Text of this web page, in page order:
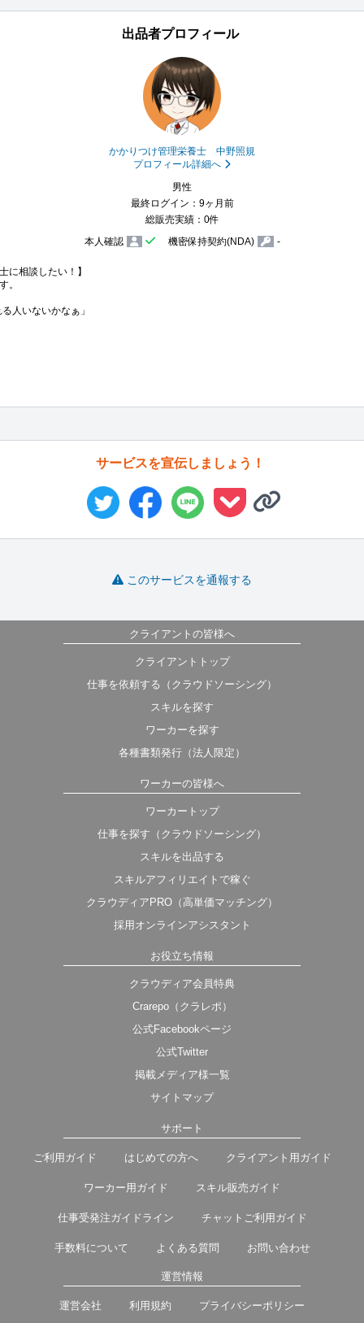
出品者プロフィール
かかりつけ管理栄養士 中野照規
プロフィール詳細へ
男性
最終ログイン：9ヶ月前
総販売実績：0件
本人確認
機密保持契約(NDA) -
に相談したい！】
。
人いないかなぁ」
サービスを宣伝しましょう！
このサービスを通報する
クライアントの皆様へ
クライアントトップ
仕事を依頼する（クラウドソーシング）
スキルを探す
ワーカーを探す
各種書類発行（法人限定）
ワーカーの皆様へ
ワーカートップ
仕事を探す（クラウドソーシング）
スキルを出品する
スキルアフィリエイトで稼ぐ
クラウディアPRO（高単価マッチング）
採用オンラインアシスタント
お役立ち情報
クラウディア会員特典
Crarepo（クラレポ）
公式Facebookページ
公式Twitter
掲載メディア様一覧
サイトマップ
サポート
ご利用ガイド はじめての方へ クライアント用ガイド
ワーカー用ガイド スキル販売ガイド
仕事受発注ガイドライン チャットご利用ガイド
手数料について よくある質問 お問い合わせ
運営情報
運営会社 利用規約 プライバシーポリシー